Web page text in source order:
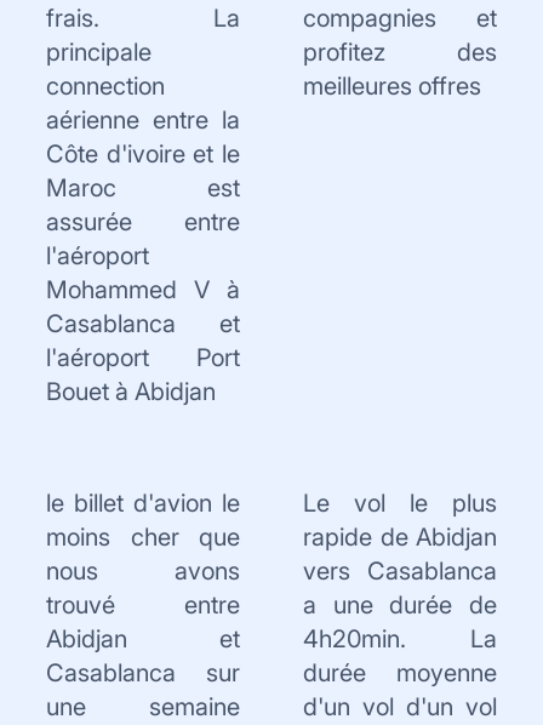
frais. La
principale
connection
aérienne entre la
Côte d'ivoire et le
Maroc est
assurée entre
l'aéroport
Mohammed V à
Casablanca et
l'aéroport Port
Bouet à Abidjan
compagnies et
profitez des
meilleures offres
le billet d'avion le
moins cher que
nous avons
trouvé entre
Abidjan et
Casablanca sur
une semaine
Le vol le plus
rapide de Abidjan
vers Casablanca
a une durée de
4h20min. La
durée moyenne
d'un vol d'un vol